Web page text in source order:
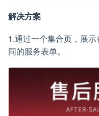
解决方案
1.通过一个集合页，展
同的服务表单。